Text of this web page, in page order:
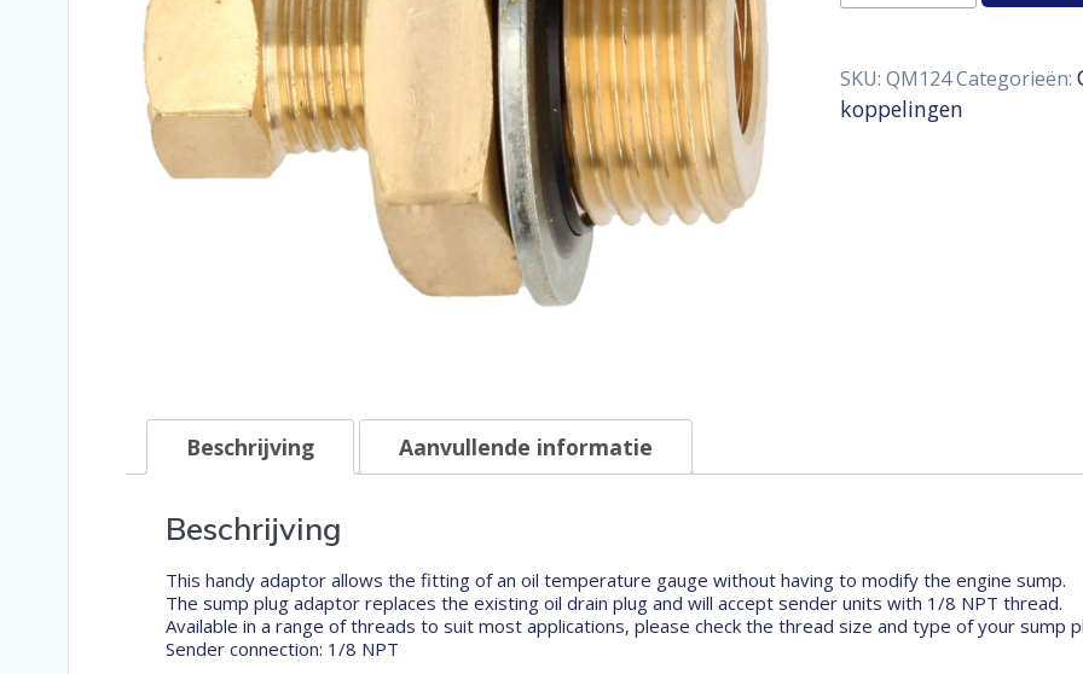
x
1,5
male
SKU: QM124Categorieën:
koppelingen
Beschrijving Aanvullende informatie
Beschrijving
This handy adaptor allows the fitting of an oil temperature gauge without having to modify the engine sump.
The sump plug adaptor replaces the existing oil drain plug and will accept sender units with 1/8 NPT thread.
Available in a range of threads to suit most applications, please check the thread size and type of your sump
Sender connection: 1/8 NPT